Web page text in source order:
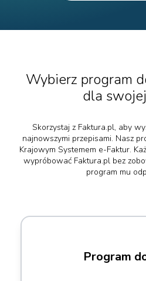
Wybierz program
dla
Skorzystaj z Faktura.pl, aby
najnowszymi przepisami. Nasz
Krajowym Systemem e-Faktur.
wypróbować Faktura.pl bez
program mu
Program